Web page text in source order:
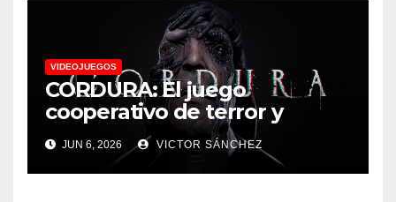
VIDEOJUEGOS
CORDURA: El juego
cooperativo de terror y
supervivencia AA presenta
su tráiler de jugabilidad en
Future Game Show
JUN 6, 2026 VICTOR SÁNCHEZ